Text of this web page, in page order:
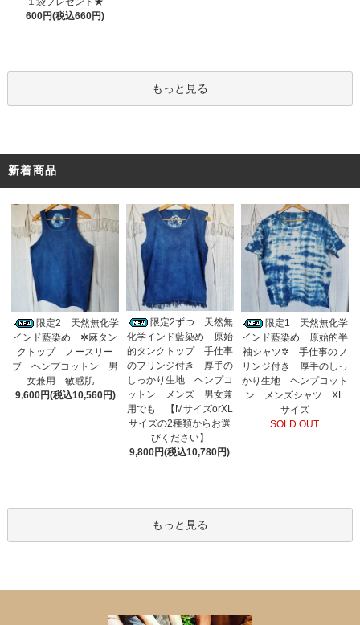
600円(税込660円)
もっと見る
新着商品
限定2 天然無化学
インド藍染め ✲麻タン
クトップ ノースリー
ブ ヘンプコットン 男
女兼用 敏感肌
9,600円(税込10,560円)
限定2ずつ 天然無
化学インド藍染め 原始
的タンクトップ 手仕事
のフリンジ付き 厚手の
しっかり生地 ヘンプコ
ットン メンズ 男女兼
用でも 【MサイズorXL
サイズの2種類からお選
びください】
9,800円(税込10,780円)
限定1 天然無化学
インド藍染め 原始的半
袖シャツ✲ 手仕事のフ
リンジ付き 厚手のしっ
かり生地 ヘンプコット
ン メンズシャツ XL
サイズ
SOLD OUT
もっと見る